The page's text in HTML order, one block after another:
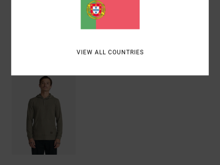
Envio& Devoluciones
Vistos recentemente
VIEW ALL COUNTRIES